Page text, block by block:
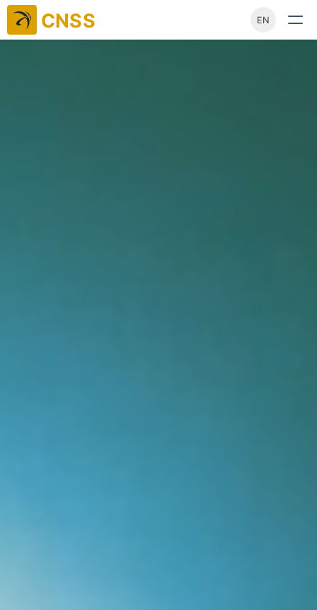
CNSS EN